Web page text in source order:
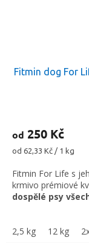
Fitmin dog For
od 250 Kč
Měrná
od 62,33 Kč / 1 kg
Fitmin For Life s
krmivo prémiové
dospělé psy
2,5 kg 12 kg